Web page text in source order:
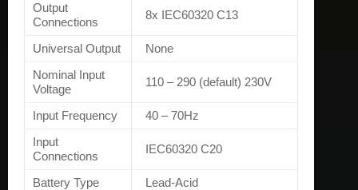
Output
Connections
8x IEC60320 C13
Universal Output None
Nominal Input
Voltage
110 – 290 (default) 230V
Input Frequency 40 – 70Hz
Input
Connections
IEC60320 C20
Battery Type Lead-Acid